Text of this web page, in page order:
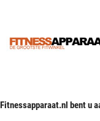
Fitnessapparaat.nl bent u